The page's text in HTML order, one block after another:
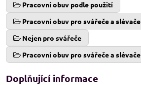
Pracovní obuv podle použití
Pracovní obuv pro svářeče a slévače
Nejen pro svářeče
Pracovní obuv pro svářeče a slévače
Doplňující informace